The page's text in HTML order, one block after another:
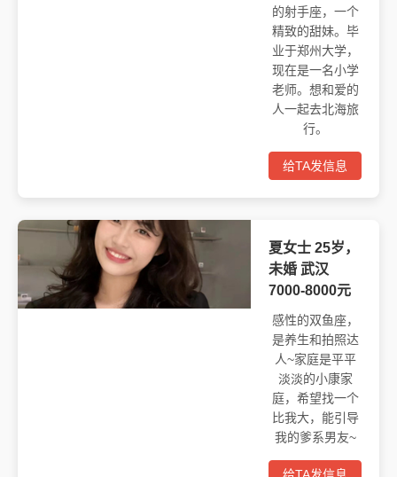
的射手座，一个
精致的甜妹。毕
业于郑州大学，
现在是一名小学
老师。想和爱的
人一起去北海旅
行。
给TA发信息
夏女士 25岁，
未婚 武汉
7000-8000元
感性的双鱼座，
是养生和拍照达
人~家庭是平平
淡淡的小康家
庭，希望找一个
比我大，能引导
我的爹系男友~